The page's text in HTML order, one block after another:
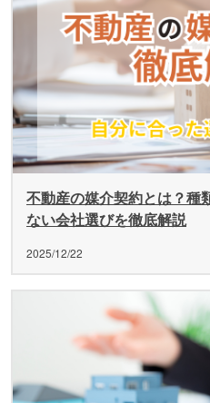
不動産の媒介契約とは？種
ない会社選びを徹底解説
2025/12/22